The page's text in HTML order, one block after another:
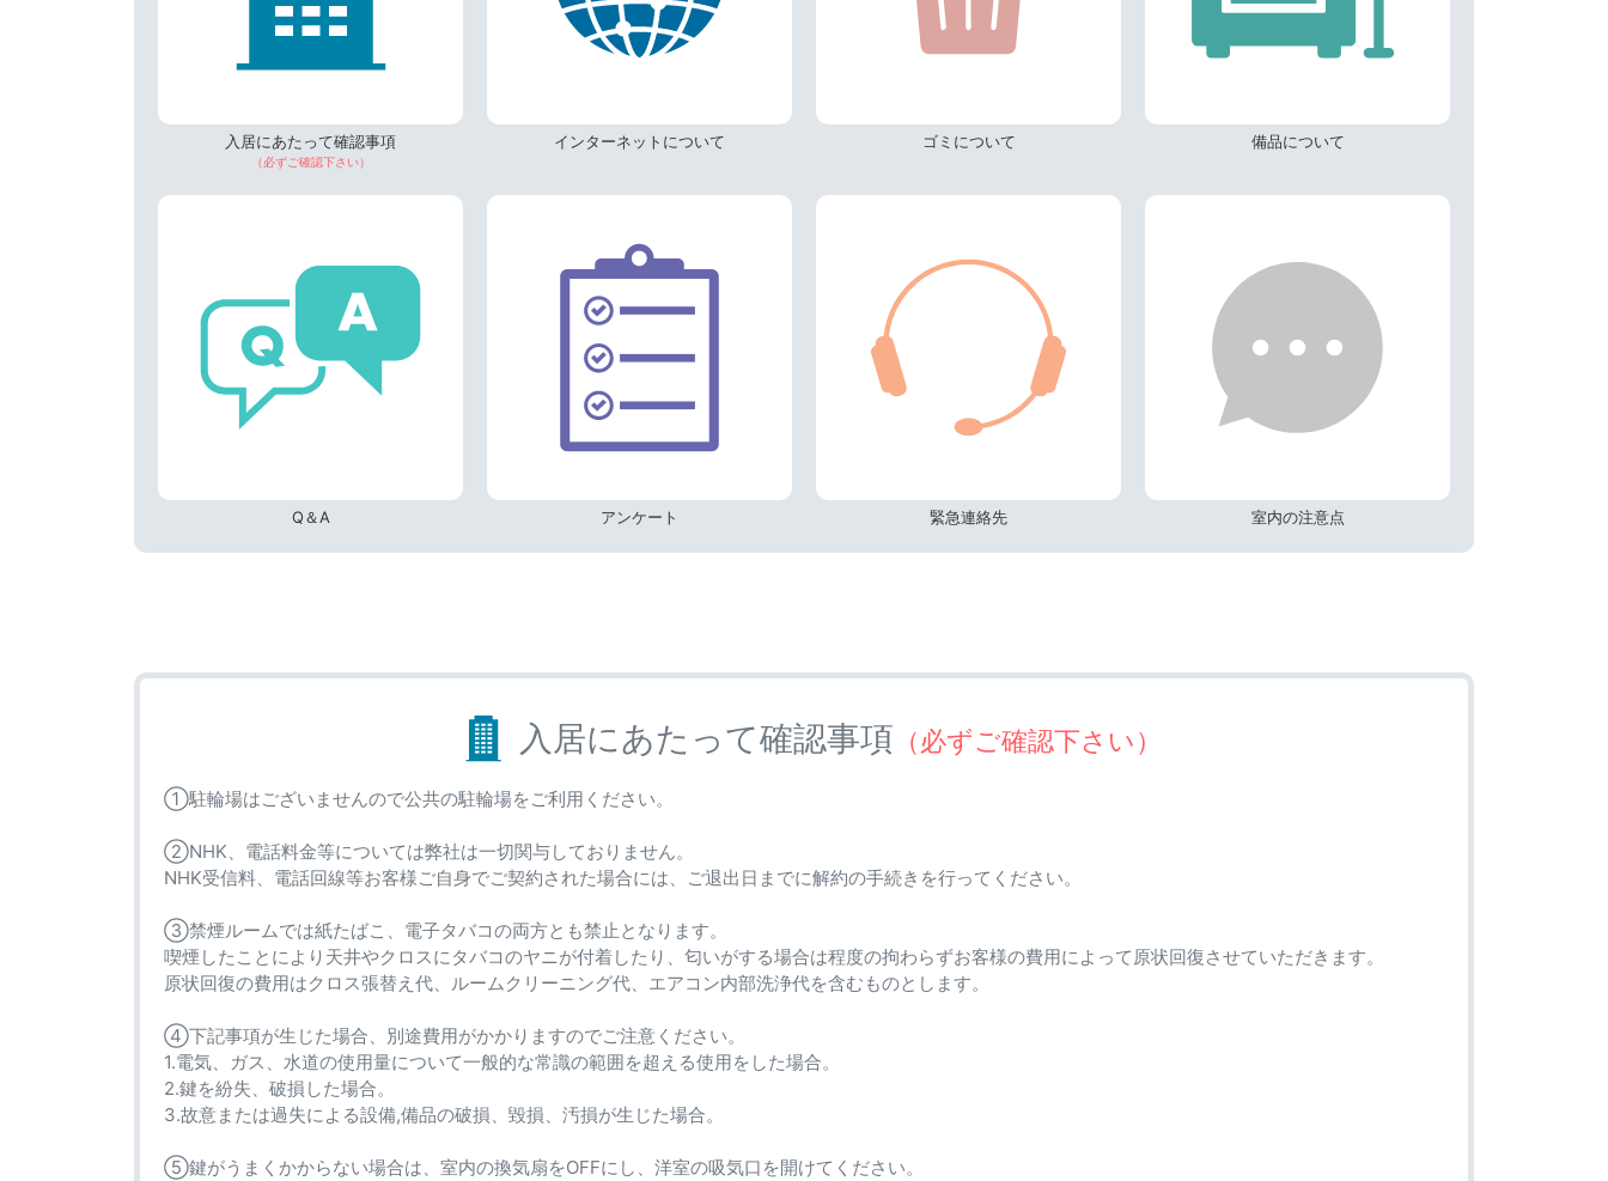
入居にあたって確認事項
（必ずご確認下さい）
インターネットについて ゴミについて 備品について
Q＆A アンケート 緊急連絡先 室内の注意点
入居にあたって確認事項 （必ずご確認下さい）
①駐輪場はございませんので公共の駐輪場をご利用ください。
②NHK、電話料金等については弊社は一切関与しておりません。
NHK受信料、電話回線等お客様ご自身でご契約された場合には、ご退出日までに解約の手続きを行ってください。
③禁煙ルームでは紙たばこ、電子タバコの両方とも禁止となります。
喫煙したことにより天井やクロスにタバコのヤニが付着したり、匂いがする場合は程度の拘わらずお客様の費用によって原状回復させていただきます。
原状回復の費用はクロス張替え代、ルームクリーニング代、エアコン内部洗浄代を含むものとします。
④下記事項が生じた場合、別途費用がかかりますのでご注意ください。
1.電気、ガス、水道の使用量について一般的な常識の範囲を超える使用をした場合。
2.鍵を紛失、破損した場合。
3.故意または過失による設備,備品の破損、毀損、汚損が生じた場合。
⑤鍵がうまくかからない場合は、室内の換気扇をOFFにし、洋室の吸気口を開けてください。